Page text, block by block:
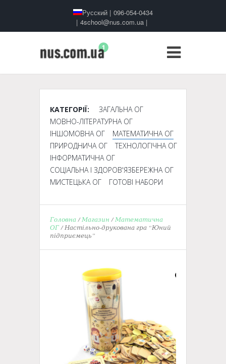
Русский | 096-054-0434
| 4school@nus.com.ua |
КАТЕГОРІЇ:
ЗАГАЛЬНА ОГ
МОВНО-ЛІТЕРАТУРНА ОГ
ІНШОМОВНА ОГ
МАТЕМАТИЧНА ОГ
ПРИРОДНИЧА ОГ
ТЕХНОЛОГІЧНА ОГ
ІНФОРМАТИЧНА ОГ
СОЦІАЛЬНА І ЗДОРОВ'ЯЗБЕРЕЖНА ОГ
МИСТЕЦЬКА ОГ
ГОТОВІ НАБОРИ
Головна /Магазин /Математична
ОГ / Настільно-друкована гра “Юний
підприємець”